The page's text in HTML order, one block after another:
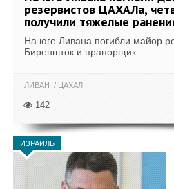
резервистов ЦАХАЛа,
получили тяжелые
На юге Ливана погибли майор
Биреншток и прапорщик...
ЛИВАН ЦАХАЛ
142
ИЗРАИЛЬ